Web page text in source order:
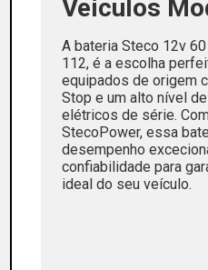
Veículos
A bateria Steco 12v
112, é a escolha
equipados de origem
Stop e um alto nível
elétricos de série.
StecoPower, essa
desempenho
confiabilidade para
ideal do seu veículo.